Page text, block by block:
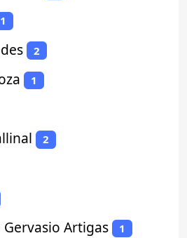
1
2
1
2
Gervasio Artigas 1